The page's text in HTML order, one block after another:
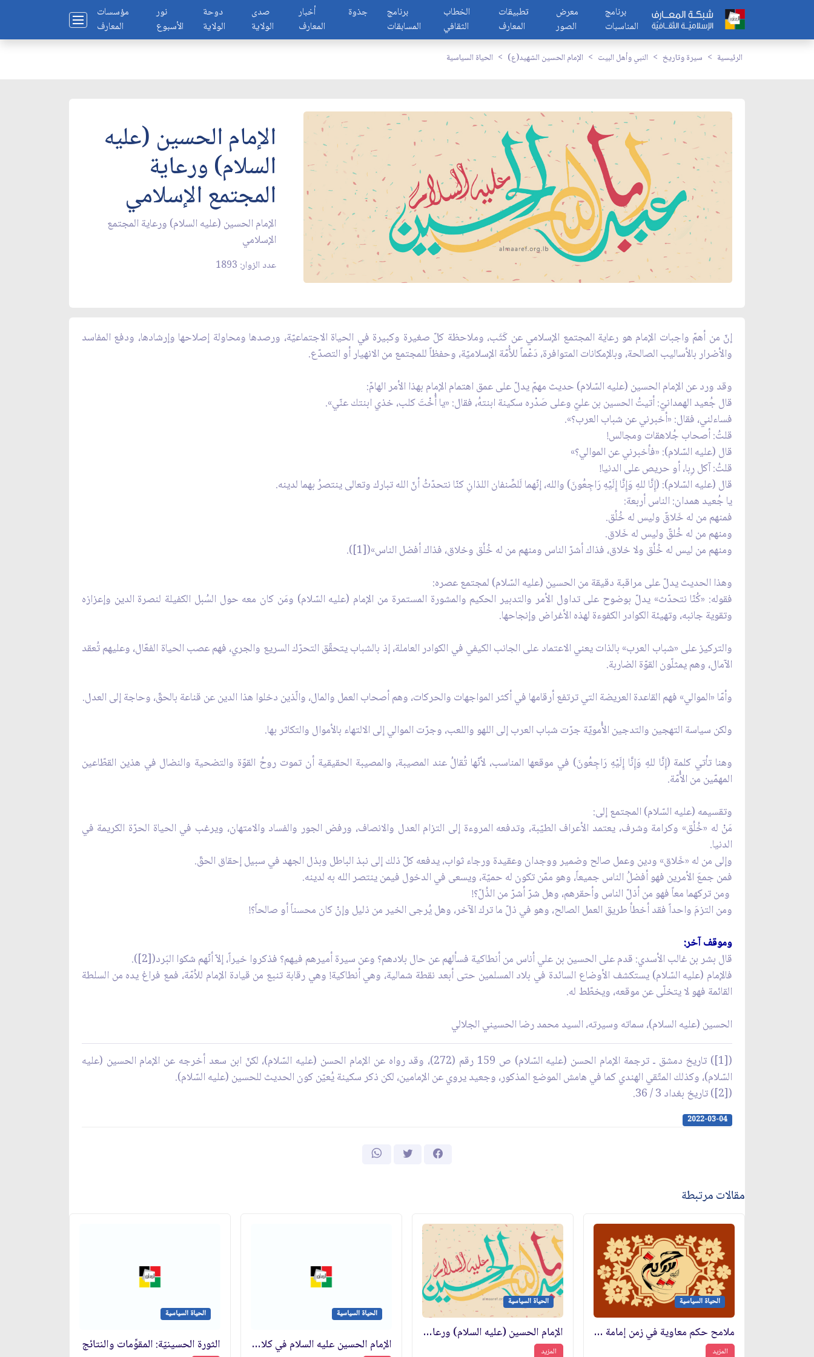
مؤسسات
المعارف
نور
الأسبوع
دوحة
الولاية
صدى
الولاية
أخبار
المعارف
جذوة
برنامج
المسابقات
الخطاب
الثقافي
تطبيقات
المعارف
معرض
الصور
برنامج
المناسبات
الرئيسية سيرة وتاريخ النبي وأهل البيت الإمام الحسين الشهيد(ع) الحياة السياسية
الإمام الحسين (عليه
السلام) ورعاية
المجتمع الإسلامي
الإمام الحسين (عليه السلام) ورعاية المجتمع
الإسلامي
عدد الزوار: 1893
إنّ من أهمّ واجبات الإمام هو رعاية المجتمع الإسلامي عن كَثَب، وملاحظة كلّ صغيرة وكبيرة في الحياة الاجتماعيّة، ورصدها ومحاولة إصلاحها وإرشادها، ودفع المفاسد
والأضرار بالأساليب الصالحة، وبالإمكانات المتوافرة، دَعْماً للأُمّة الإسلاميّة، وحفظاً للمجتمع من الانهيار أو التصدّع.
وقد ورد عن الإمام الحسين (عليه السّلام) حديث مهمّ يدلّ على عمق اهتمام الإمام بهذا الأمر الهامّ:
قال جُعيد الهمدانيّ: أتيتُ الحسين بن عليّ وعلى صَدْره سكينة ابنتهُ، فقال: «يا أُخْتَ كلب، خذي ابنتك عنّي».
فساءلني، فقال: «أخبرني عن شباب العرب؟».
قلتُ: أصحاب جُلاهقات ومجالس!
قال (عليه السّلام): «فأخبرني عن الموالي؟»
قلتُ: آكل رِبا، أو حريص على الدنيا!
قال (عليه السّلام): (إِنَّا للهِ وَإِنَّا إِلَيْهِ رَاجِعُونَ) والله، إنّهما لَلصِّنفان اللذانِ كنّا نتحدّثُ أنّ الله تبارك وتعالى ينتصرُ بهما لدينه.
يا جُعيد همدان: الناس أربعة:
فمنهم من له خَلاقٌ وليس له خُلُق.
ومنهم من له خُلقٌ وليس له خَلاق.
ومنهم من ليس له خُلُق ولا خلاق، فذاك أشرّ الناس ومنهم من له خُلُق وخلاق، فذاك أفضل الناس»([1]).
وهذا الحديث يدلّ على مراقبة دقيقة من الحسين (عليه السّلام) لمجتمع عصره:
فقوله: «كُنّا نتحدّث» يدلّ بوضوح على تداول الأمر والتدبير الحكيم والمشورة المستمرة من الإمام (عليه السّلام) ومَن كان معه حول السُبل الكفيلة لنصرة الدين وإعزازه
وتقوية جانبه، وتهيئة الكوادر الكفوءة لهذه الأغراض وإنجاحها.
والتركيز على «شباب العرب» بالذات يعني الاعتماد على الجانب الكيفي في الكوادر العاملة، إذ بالشباب يتحقّق التحرّك السريع والجري، فهم عصب الحياة الفعّال، وعليهم تُعقد
الآمال، وهم يمثلّون القوّة الضاربة.
وأمّا «الموالي» فهم القاعدة العريضة التي ترتفع أرقامها في أكثر المواجهات والحركات، وهم أصحاب العمل والمال، والّذين دخلوا هذا الدين عن قناعة بالحقّ، وحاجة إلى العدل.
ولكن سياسة التهجين والتدجين الأُمويّة جرّت شباب العرب إلى اللهو واللعب، وجرّت الموالي إلى الالتهاء بالأموال والتكاثر بها.
وهنا تأتي كلمة (إِنَّا للهِ وَإِنَّا إِلَيْهِ رَاجِعُونَ) في موقعها المناسب، لأنّها تُقالُ عند المصيبة، والمصيبة الحقيقية أن تموت روحُ القوّة والتضحية والنضال في هذين القطّاعين
المهمّين من الأُمّة.
وتقسيمه (عليه السّلام) المجتمع إلى:
مَنْ له «خُلُق» وكرامة وشرف، يعتمد الأعراف الطيّبة، وتدفعه المروءة إلى التزام العدل والانصاف، ورفض الجور والفساد والامتهان، ويرغب في الحياة الحرّة الكريمة في
الدنيا.
وإلى من له «خَلاق» ودين وعمل صالح وضمير ووجدان وعقيدة ورجاء ثواب، يدفعه كلّ ذلك إلى نبذ الباطل وبذل الجهد في سبيل إحقاق الحقّ.
فمن جمعَ الأمرين فهو أفضلُ الناس جميعاً، وهو ممّن تكون له حميّة، ويسعى في الدخول فيمن ينتصر الله به لدينه.
ومن تركهما معاً فهو من أذلّ الناس وأحقرهم، وهل شرّ أشرّ من الذُلّ؟!
ومن التزمَ واحداً فقد أخطأ طريق العمل الصالح، وهو في ذلّ ما ترك الآخر، وهل يُرجى الخير من ذليل وإنْ كان محسناً أو صالحاً؟!
وموقف آخر:
قال بشر بن غالب الأسدي: قدم على الحسين بن علي اُناس من أنطاكية فسألهم عن حال بلادهم؟ وعن سيرة أميرهم فيهم؟ فذكروا خيراً، إلاّ أنّهم شكوا البَرد([2]).
فالإمام (عليه السّلام) يستكشف الأوضاع السائدة في بلاد المسلمين حتى أبعد نقطة شمالية، وهي أنطاكية! وهي رقابة تنبع من قيادة الإمام للاُمّة، فمع فراغ يده من السلطة
القائمة فهو لا يتخلّى عن موقعه، ويخطّط له.
الحسين (عليه السلام)، سماته وسيرته، السيد محمد رضا الحسيني الجلالي
([1]) تاريخ دمشق ـ ترجمة الإمام الحسن (عليه السّلام) ص 159 رقم (272)، وقد رواه عن الإمام الحسن (عليه السّلام)، لكنّ ابن سعد أخرجه عن الإمام الحسين (عليه
السّلام)، وكذلك المتّقي الهندي كما في هامش الموضع المذكور، وجعيد يروي عن الإمامين، لكن ذكر سكينة يُعيّن كون الحديث للحسين (عليه السّلام).
([2]) تاريخ بغداد 3 / 36.
2022-03-04
مقالات مرتبطة
الحياة السياسية
ملامح حكم معاوية في زمن إمامة الحسين (عليه السلام): القمع وصناعة الولاء
المزيد
الحياة السياسية
الإمام الحسين (عليه السلام) ورعاية المجتمع الإسلامي
المزيد
الحياة السياسية
الإمام الحسين عليه السلام في كلام الولي دام ظله
الحياة السياسية
الثورة الحسينيّة: المقوِّمات والنتائج‏